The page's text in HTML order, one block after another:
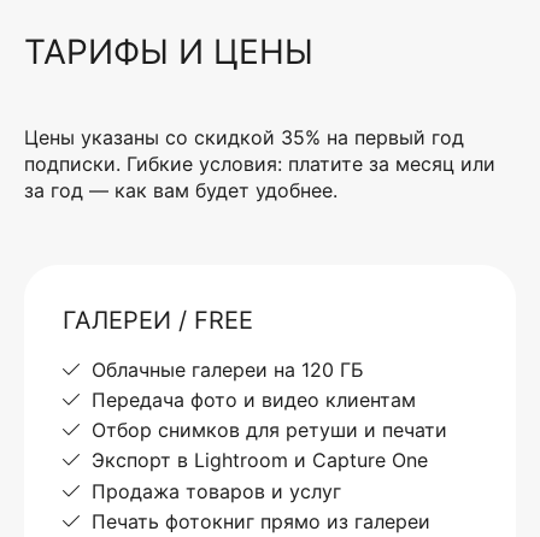
ТАРИФЫ И ЦЕНЫ
Цены указаны со скидкой 35% на первый год
подписки. Гибкие условия: платите за месяц или
за год — как вам будет удобнее.
ГАЛЕРЕИ / FREE
Облачные галереи на 120 ГБ
Передача фото и видео клиентам
Отбор снимков для ретуши и печати
Экспорт в Lightroom и Capture One
Продажа товаров и услуг
Печать фотокниг прямо из галереи